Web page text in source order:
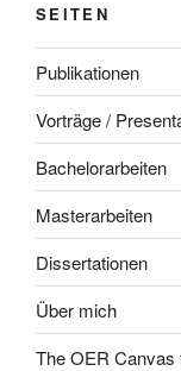
SEITEN
Publikationen
Vorträge /
Bachelorarbeiten
Masterarbeiten
Dissertationen
Über mich
The OER